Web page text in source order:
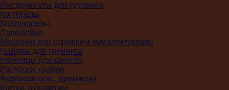
Инструменты для груминга
Когтерезы
Колтунорезы
Лапомойки
Машинки для стрижки и комплектующие
Наборы для груминга
Ножницы для шерсти
Расчёски, грабли
Фурминаторы, триммеры
Щётки, пуходёрки